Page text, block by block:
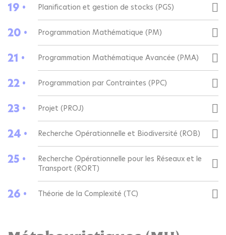
19 • Planification et gestion de stocks (PGS)
20 • Programmation Mathématique (PM)
21 • Programmation Mathématique Avancée (PMA)
22 • Programmation par Contraintes (PPC)
23 • Projet (PROJ)
24 • Recherche Opérationnelle et Biodiversité (ROB)
25 •
Recherche Opérationnelle pour les Réseaux et le
Transport (RORT)
26 • Théorie de la Complexité (TC)